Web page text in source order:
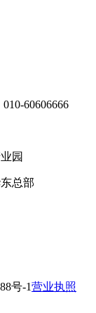
60606666
园
总部
号-1营业执照